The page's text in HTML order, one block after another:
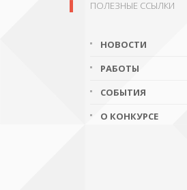
ПОЛЕЗНЫЕ ССЫЛКИ
НОВОСТИ
РАБОТЫ
СОБЫТИЯ
О КОНКУРСЕ